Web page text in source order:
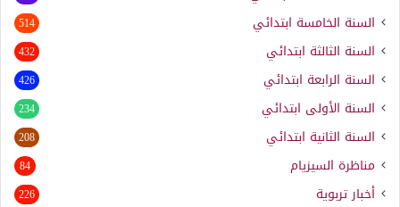
السنة الخامسة ابتدائي 514
السنة الثالثة ابتدائي 432
السنة الرابعة ابتدائي 426
السنة الأولى ابتدائي 234
السنة الثانية ابتدائي 208
مناظرة السيزيام 84
أخبار تربوية 226